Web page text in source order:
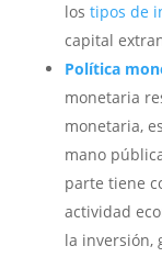
los tipos de
capital
Política
monetaria
monetaria,
mano
parte tiene
actividad
la inversión,